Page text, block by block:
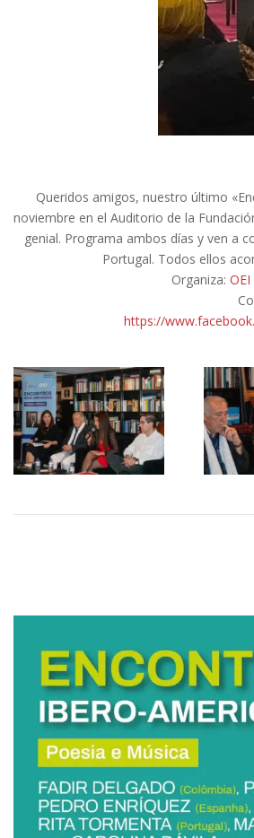
Queridos amigos, nuestro último
noviembre en el Auditorio de la
genial. Programa ambos días y ven a
Portugal. Todos ellos
Organiza:
https://